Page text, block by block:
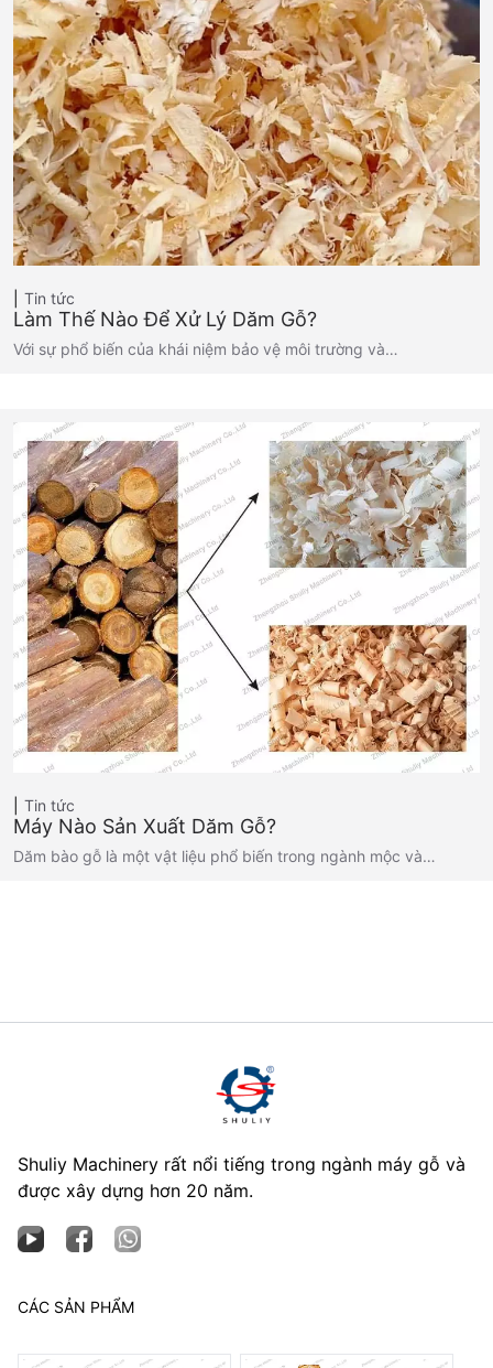
Tin tức
Làm Thế Nào Để Xử Lý Dăm Gỗ?
Với sự phổ biến của khái niệm bảo vệ môi trường và…
Tin tức
Máy Nào Sản Xuất Dăm Gỗ?
Dăm bào gỗ là một vật liệu phổ biến trong ngành mộc và…
Shuliy Machinery rất nổi tiếng trong ngành máy gỗ và
được xây dựng hơn 20 năm.
CÁC SẢN PHẨM